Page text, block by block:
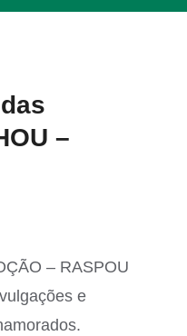
–
– RASPOU
e